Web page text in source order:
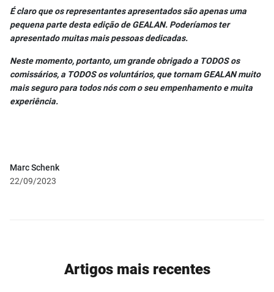
É claro que os representantes apresentados são apenas uma
pequena parte desta edição de GEALAN. Poderíamos ter
apresentado muitas mais pessoas dedicadas.
Neste momento, portanto, um grande obrigado a TODOS os
comissários, a TODOS os voluntários, que tornam GEALAN muito
mais seguro para todos nós com o seu empenhamento e muita
experiência.
Marc Schenk
22/09/2023
Artigos mais recentes